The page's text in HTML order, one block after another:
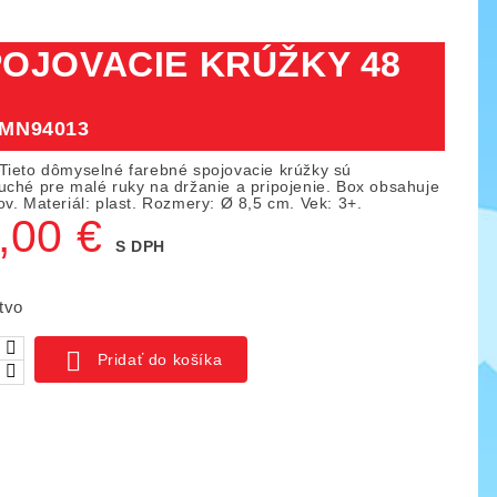
IO blocks, 1000 ks Piks náučný set 128 ks
KRÚŽKY 48
MN94013
Tieto dômyselné farebné spojovacie krúžky sú
pre malé ruky na držanie a pripojenie. Box obsahuje
Materiál: plast. Rozmery: Ø 8,5 cm. Vek: 3+.
€ S DPH
 Pridať do košíka